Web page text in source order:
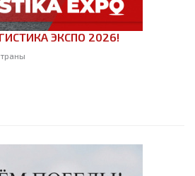
ЭКСПО 2026!